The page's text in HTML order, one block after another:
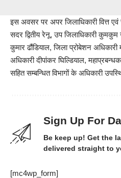
इस अवसर पर अपर जिलाधिकारी वित्त
सदर द्वितीय रेनू, उप जिलाधिकारी कुमकुम
कुमार ढौंडियाल, जिला प्रोबेशन अधिकारी
अधिकारी दीपांकर घिल्डियाल,
सहित सम्बन्धित विभागों के अधिकारी
Sign Up For
Be keep up! Get the
delivered straight to
[mc4wp_form]